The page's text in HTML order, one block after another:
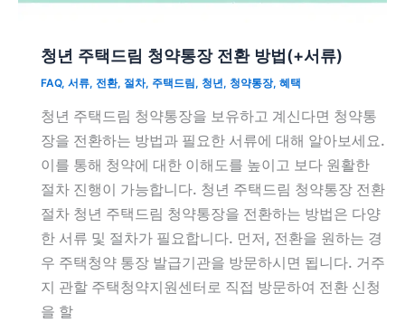
청년 주택드림 청약통장 전환 방법(+서류)
FAQ, 서류, 전환, 절차, 주택드림, 청년, 청약통장, 혜택
청년 주택드림 청약통장을 보유하고 계신다면 청약통
장을 전환하는 방법과 필요한 서류에 대해 알아보세요.
이를 통해 청약에 대한 이해도를 높이고 보다 원활한
절차 진행이 가능합니다. 청년 주택드림 청약통장 전환
절차 청년 주택드림 청약통장을 전환하는 방법은 다양
한 서류 및 절차가 필요합니다. 먼저, 전환을 원하는 경
우 주택청약 통장 발급기관을 방문하시면 됩니다. 거주
지 관할 주택청약지원센터로 직접 방문하여 전환 신청
을 할